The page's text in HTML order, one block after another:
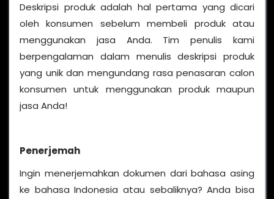
Deskripsi produk adalah hal pertama yang dicari
oleh konsumen sebelum membeli produk atau
menggunakan jasa Anda. Tim penulis kami
berpengalaman dalam menulis deskripsi produk
yang unik dan mengundang rasa penasaran calon
konsumen untuk menggunakan produk maupun
jasa Anda!
Penerjemah
Ingin menerjemahkan dokumen dari bahasa asing
ke bahasa Indonesia atau sebaliknya? Anda bisa